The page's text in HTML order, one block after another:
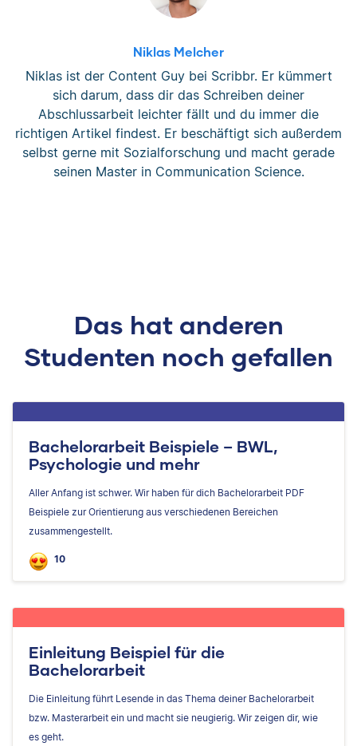
Niklas Melcher
Niklas ist der Content Guy bei Scribbr. Er kümmert
sich darum, dass dir das Schreiben deiner
Abschlussarbeit leichter fällt und du immer die
richtigen Artikel findest. Er beschäftigt sich außerdem
selbst gerne mit Sozialforschung und macht gerade
seinen Master in Communication Science.
Das hat anderen
Studenten noch gefallen
Bachelorarbeit Beispiele – BWL,
Psychologie und mehr
Aller Anfang ist schwer. Wir haben für dich Bachelorarbeit PDF
Beispiele zur Orientierung aus verschiedenen Bereichen
zusammengestellt.
10
Einleitung Beispiel für die
Bachelorarbeit
Die Einleitung führt Lesende in das Thema deiner Bachelorarbeit
bzw. Masterarbeit ein und macht sie neugierig. Wir zeigen dir, wie
es geht.